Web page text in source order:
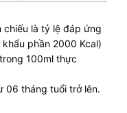
chiếu là tỷ lệ đáp ứng
phần 2000 Kcal)
100ml thực
06 tháng tuổi trở lên.